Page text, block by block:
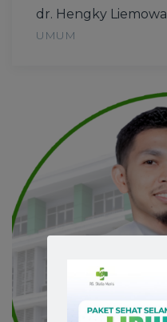
dr. Hengky Liemowa
UMUM